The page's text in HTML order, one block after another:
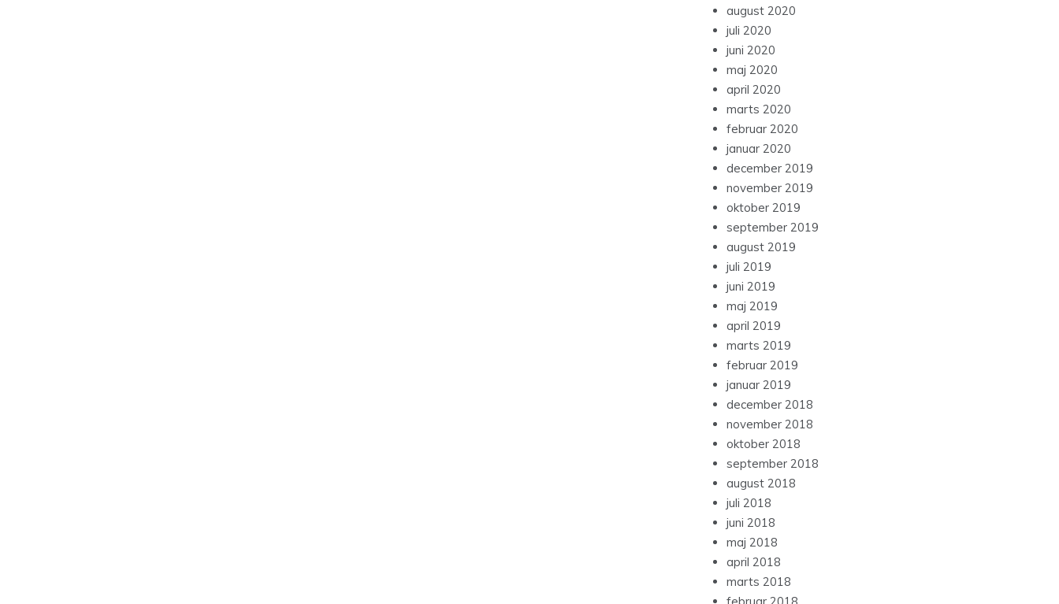
august 2020
juli 2020
juni 2020
maj 2020
april 2020
marts 2020
februar 2020
januar 2020
december 2019
november 2019
oktober 2019
september 2019
august 2019
juli 2019
juni 2019
maj 2019
april 2019
marts 2019
februar 2019
januar 2019
december 2018
november 2018
oktober 2018
september 2018
august 2018
juli 2018
juni 2018
maj 2018
april 2018
marts 2018